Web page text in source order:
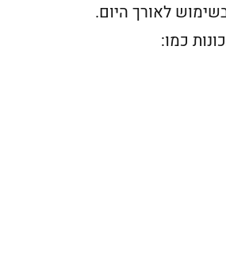
לאורך היום.
כמו: